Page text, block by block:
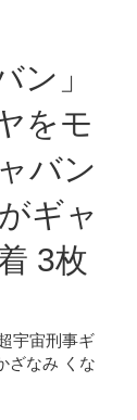
ン」
をモ
バン
ギャ
3枚
超宇宙刑事ギ
ざなみ くな